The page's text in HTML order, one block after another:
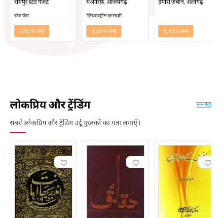
रामपुर स्टेट गैजेट
स्टेट प्रेस
2,829 अंक
मआरिफ़, आजमगढ़
ज़ियाउद्दीन इस्लाही
1,699 अंक
हमारी ज़बान, अलीगढ़
1,431 अंक
लोकप्रिय और ट्रेंडिंग
सबसे लोकप्रिय और ट्रेंडिंग उर्दू पुस्तकों का पता लगाएँ।
समस्त